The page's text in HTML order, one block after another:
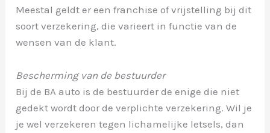
Meestal geldt er een franchise of vrijstelling bij dit
soort verzekering, die varieert in functie van de
wensen van de klant.
Bescherming van de bestuurder
Bij de BA auto is de bestuurder de enige die niet
gedekt wordt door de verplichte verzekering. Wil je
je wel verzekeren tegen lichamelijke letsels, dan